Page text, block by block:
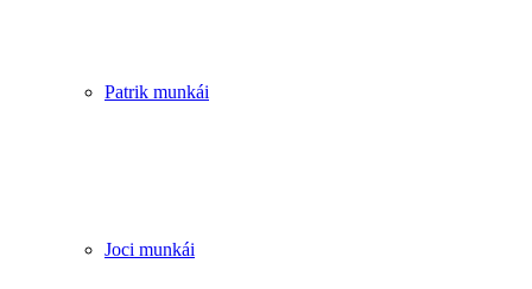
Patrik munkái
Joci munkái